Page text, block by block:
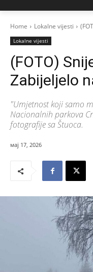
Home Lokalne vijesti
Lokalne vijesti
(FOTO)
Zabijeljelo
"Umjetnost koji samo
Nacionalnih parkova
fotografije sa Štuoca.
мај 17, 2026